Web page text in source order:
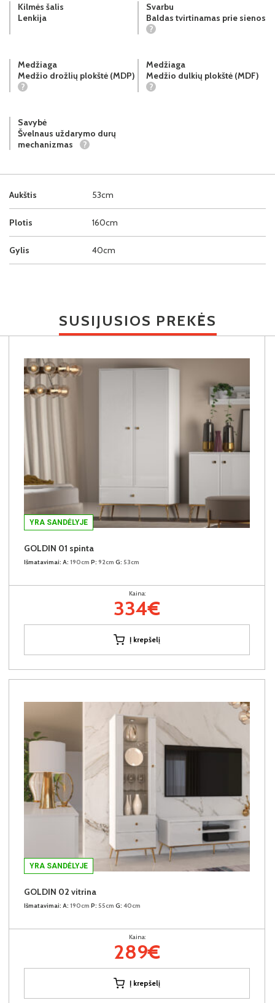
Aukštis 53cm
Plotis 160cm
Gylis 40cm
Kilmės šalis
Lenkija
Svarbu
Baldas tvirtinamas prie sienos
?
Medžiaga
Medžio drožlių plokštė (MDP)
?
Medžiaga
Medžio dulkių plokštė (MDF)
?
Savybė
Švelnaus uždarymo durų
mechanizmas
?
SUSIJUSIOS PREKĖS
YRA SANDĖLYJE
GOLDIN 01 spinta
Išmatavimai: A: 190cm P: 92cm G: 53cm
Kaina:
334€
Į krepšelį
YRA SANDĖLYJE
GOLDIN 02 vitrina
Išmatavimai: A: 190cm P: 55cm G: 40cm
Kaina:
289€
Į krepšelį